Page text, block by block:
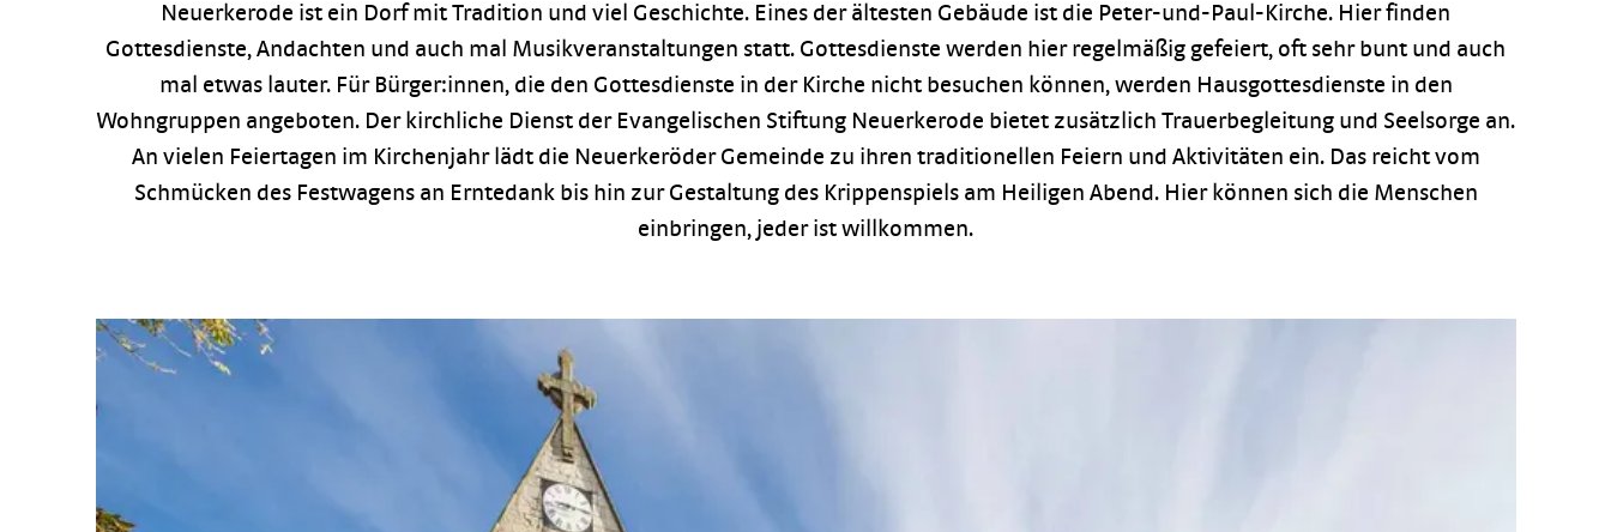
Neuerkerode ist ein Dorf mit Tradition und viel Geschichte. Eines der ältesten Gebäude ist die Peter-und-Paul-Kirche. Hier finden
Gottesdienste, Andachten und auch mal Musikveranstaltungen statt. Gottesdienste werden hier regelmäßig gefeiert, oft sehr bunt und auch
mal etwas lauter. Für Bürger:innen, die den Gottesdienste in der Kirche nicht besuchen können, werden Hausgottesdienste in den
Wohngruppen angeboten. Der kirchliche Dienst der Evangelischen Stiftung Neuerkerode bietet zusätzlich Trauerbegleitung und Seelsorge an.
An vielen Feiertagen im Kirchenjahr lädt die Neuerkeröder Gemeinde zu ihren traditionellen Feiern und Aktivitäten ein. Das reicht vom
Schmücken des Festwagens an Erntedank bis hin zur Gestaltung des Krippenspiels am Heiligen Abend. Hier können sich die Menschen
einbringen, jeder ist willkommen.